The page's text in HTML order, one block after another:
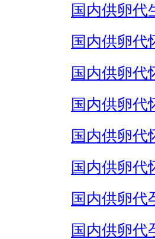
国内供卵代
国内供卵代
国内供卵代
国内供卵代
国内供卵代
国内供卵代
国内供卵代
国内供卵代